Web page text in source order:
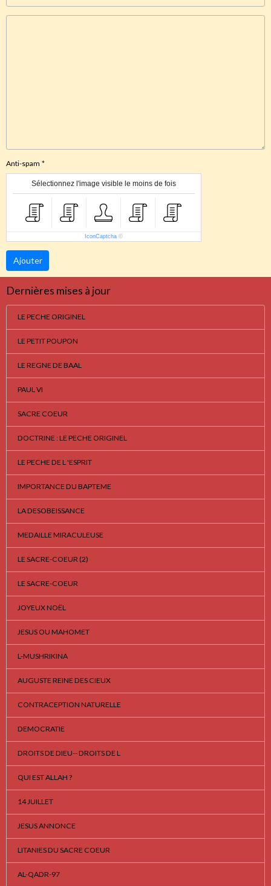
Anti-spam
Sélectionnez l'image visible le moins de fois
IconCaptcha ©
Ajouter
Dernières mises à jour
LE PECHE ORIGINEL
LE PETIT POUPON
LE REGNE DE BAAL
PAUL VI
SACRE COEUR
DOCTRINE : LE PECHE ORIGINEL
LE PECHE DE L 'ESPRIT
IMPORTANCE DU BAPTEME
LA DESOBEISSANCE
MEDAILLE MIRACULEUSE
LE SACRE-COEUR (2)
LE SACRE-COEUR
JOYEUX NOËL
JESUS OU MAHOMET
L-MUSHRIKINA
AUGUSTE REINE DES CIEUX
CONTRACEPTION NATURELLE
DEMOCRATIE
DROITS DE DIEU-- DROITS DE L
QUI EST ALLAH ?
14 JUILLET
JESUS ANNONCE
LITANIES DU SACRE COEUR
AL-QADR-97